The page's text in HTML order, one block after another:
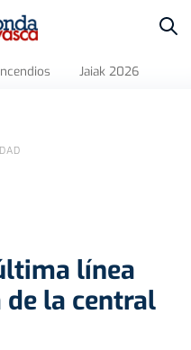
Jaiak 2026
línea
la central